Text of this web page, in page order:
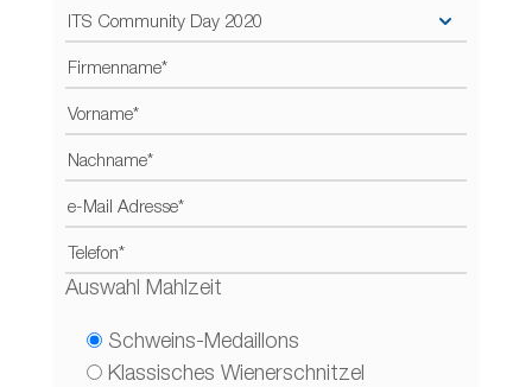
Auswahl Mahlzeit
Schweins-Medaillons
Klassisches Wienerschnitzel